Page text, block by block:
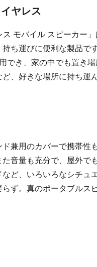
ヤレス
モバイル スピーカー
ち運びに便利な製品で
でき、家の中でも置き場
、好きな場所に持ち運
兼用のカバーで携帯性
音量も充分で、屋外で
ど、いろいろなシチュ
ず。真のポータブルス